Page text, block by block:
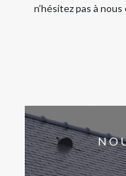
n’hésitez pas à